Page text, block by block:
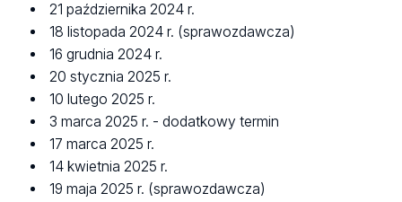
21 października 2024 r.
18 listopada 2024 r. (sprawozdawcza)
16 grudnia 2024 r.
20 stycznia 2025 r.
10 lutego 2025 r.
3 marca 2025 r. - dodatkowy termin
17 marca 2025 r.
14 kwietnia 2025 r.
19 maja 2025 r. (sprawozdawcza)